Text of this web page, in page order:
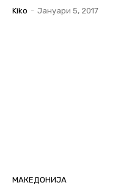
Kiko - Јануари 5, 2017
МАКЕДОНИЈА